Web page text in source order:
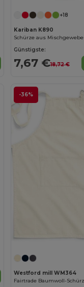
+18
Kariban K890
Schürze aus Mischgewebe
Günstigste:
7,67 €18,72 €
-36%
Westford mill WM364